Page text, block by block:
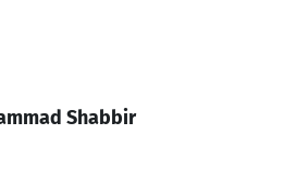
Shabbir